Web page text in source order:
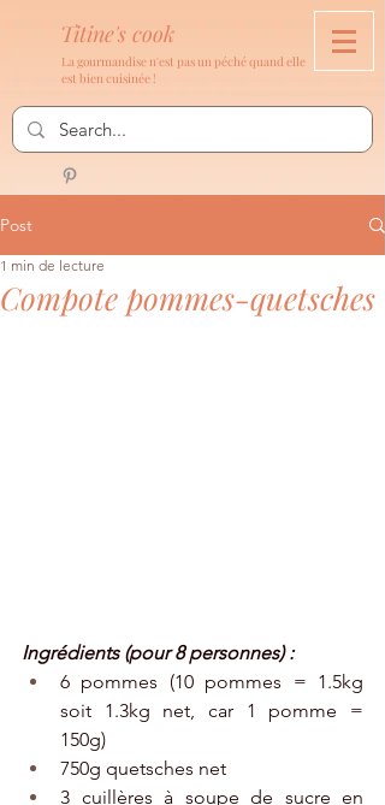
Titine's cook
La gourmandise n'est pas un péché quand elle
est bien cuisinée !
Post
Compote pommes-quetsches
1 min de lecture
Ingrédients (pour 8 personnes) :
6 pommes (10 pommes = 1.5kg
soit 1.3kg net, car 1 pomme =
150g)
750g quetsches net
3 cuillères à soupe de sucre en